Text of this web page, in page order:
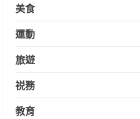
美食
運動
旅遊
祱務
教育